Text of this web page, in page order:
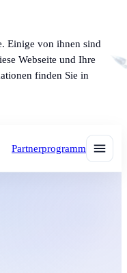
Einige von ihnen sind
Webseite und Ihre
finden Sie in
Partnerprogramm